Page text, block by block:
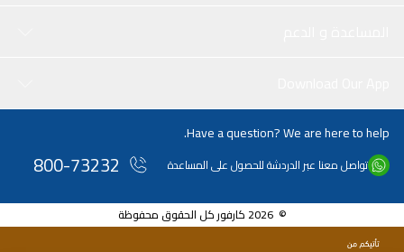
Have a question? We are here to help.
تواصل معنا عبر الدردشة للحصول على المساعدة 800-73232
© 2026 كارفور كل الحقوق محفوظة